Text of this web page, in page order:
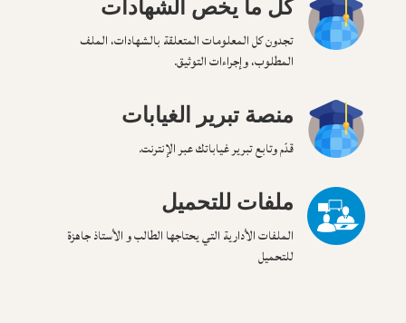
كل ما يخص الشهادات
تجدون كل المعلومات المتعلقة بالشهادات، الملف
المطلوب، وإجراءات التوثيق.
منصة تبرير الغيابات
قدّم وتابع تبرير غياباتك عبر الإنترنت.
ملفات للتحميل
الملفات الأدارية التي يحتاجها الطالب و الأستاذ جاهزة
للتحميل